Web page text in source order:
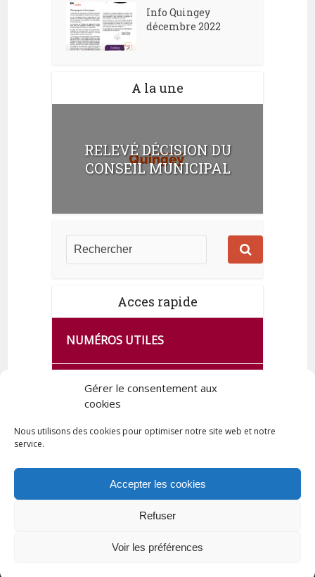
Gérer le consentement aux
cookies
Nous utilisons des cookies pour optimiser notre site web et notre
service.
Accepter les cookies
Refuser
Voir les préférences
Info Quingey
décembre 2022
A la une
RELEVÉ DÉCISION DU
CONSEIL MUNICIPAL
Acces rapide
NUMÉROS UTILES
CA SE PASSE À FRANCE SERVICES
DE QUINGEY
Tous droits réservés © 2023 Commune de Quingey / Création -